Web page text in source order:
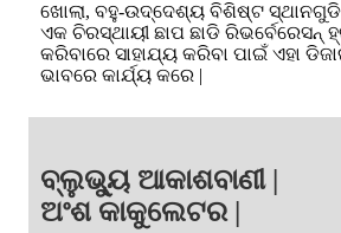
ଖୋଲା, ବହୁ-ଉଦ୍ଦେଶ୍ୟ ବିଶିଷ୍ଟ
ଏକ ଚିରସ୍ଥାୟୀ ଛାପ ଛାଡି ରିଭର୍ବେରେସନ୍
କରିବାରେ ସାହାଯ୍ୟ କରିବା ପାଇଁ ଏହା
ଭାବରେ କାର୍ଯ୍ୟ କରେ |
ବ୍ଲୁଭ୍ୟୁ ଆକାଶବାଣୀ |
ଅଂଶ କାକୁଲେଟର |